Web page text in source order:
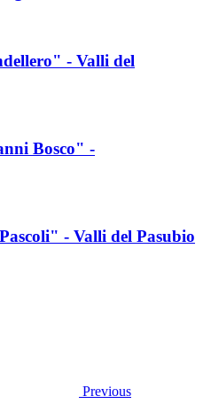
- Valli del
Bosco" -
- Valli del Pasubio
Previous